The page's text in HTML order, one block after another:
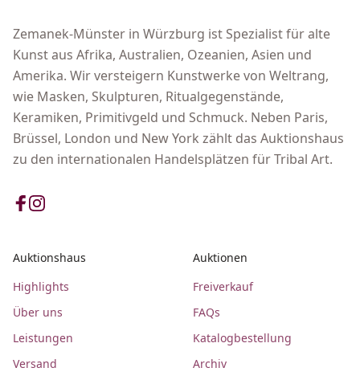
Zemanek-Münster in Würzburg ist Spezialist für alte
Kunst aus Afrika, Australien, Ozeanien, Asien und
Amerika. Wir versteigern Kunstwerke von Weltrang,
wie Masken, Skulpturen, Ritualgegenstände,
Keramiken, Primitivgeld und Schmuck. Neben Paris,
Brüssel, London und New York zählt das Auktionshaus
zu den internationalen Handelsplätzen für Tribal Art.
Auktionshaus
Highlights
Über uns
Leistungen
Versand
Auktionen
Freiverkauf
FAQs
Katalogbestellung
Archiv